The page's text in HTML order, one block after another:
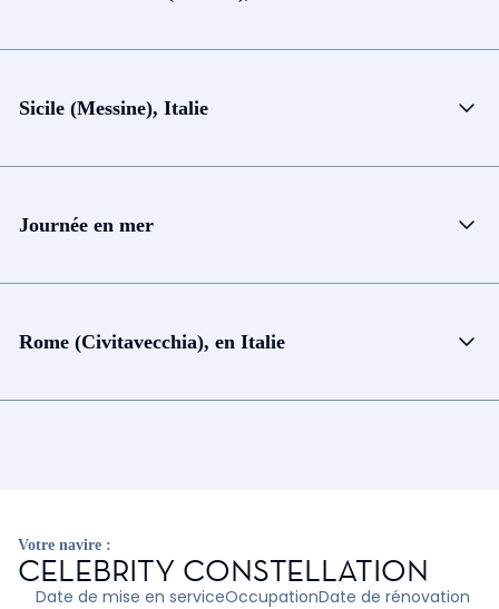
Sicile (Messine), Italie
Journée en mer
Rome (Civitavecchia), en Italie
Votre navire :
CELEBRITY CONSTELLATION
Date de mise en serviceOccupationDate de rénovation